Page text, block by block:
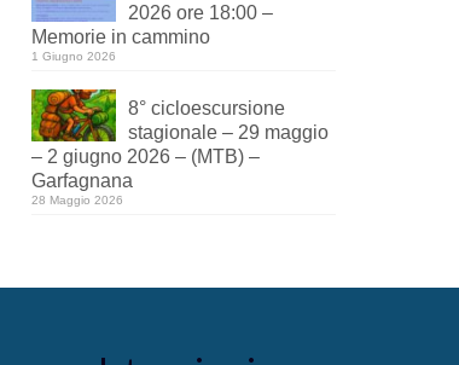
2026 ore 18:00 –
Memorie in cammino
1 Giugno 2026
8° cicloescursione
stagionale – 29 maggio
– 2 giugno 2026 – (MTB) –
Garfagnana
28 Maggio 2026